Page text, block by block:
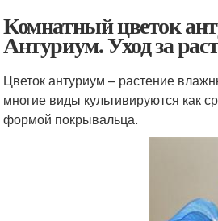
Комнатный цветок
Антуриум. Уход за
Цветок антуриум – растение
многие виды культивируются как
формой покрывальца.